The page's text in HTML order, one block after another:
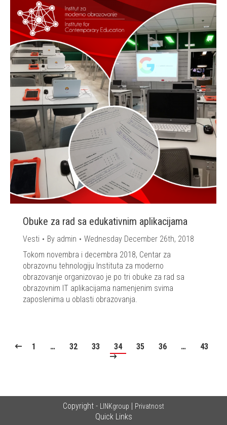
Obuke za rad sa edukativnim aplikacijama
Vesti By admin
Wednesday December 26th, 2018
Tokom novembra i decembra 2018, Centar za
obrazovnu tehnologiju Instituta za moderno
obrazovanje organizovao je po tri obuke za rad sa
obrazovnim IT aplikacijama namenjenim svima
zaposlenima u oblasti obrazovanja.
1 … 32 33 34 35 36 … 43
Copyright - LINKgroup | Privatnost
Quick Links